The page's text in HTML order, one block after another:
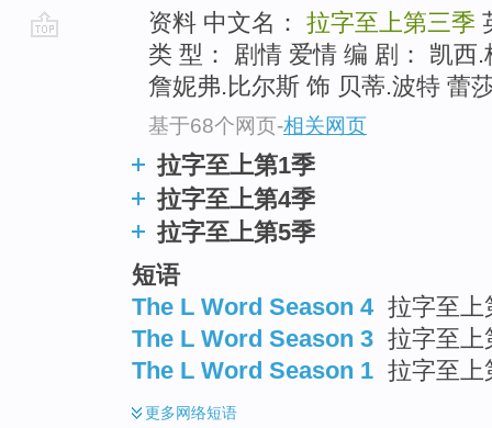
资料 中文名： 拉字至上第三季
类 型： 剧情 爱情 编 剧： 凯西
詹妮弗.比尔斯 饰 贝蒂.波特 蕾
基于68个网页-相关网页
拉字至上第1季
拉字至上第4季
拉字至上第5季
短语
The L Word Season 4 拉字至上
The L Word Season 3 拉字至上
The L Word Season 1 拉字至上
更多网络短语